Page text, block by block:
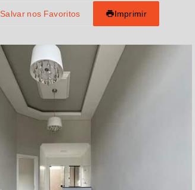
Salvar nos Favoritos Imprimir